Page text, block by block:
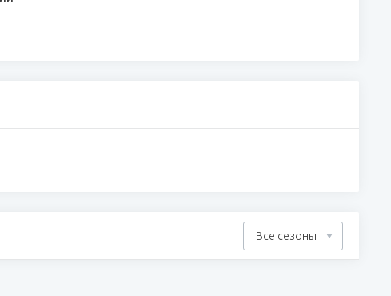
Все сезоны